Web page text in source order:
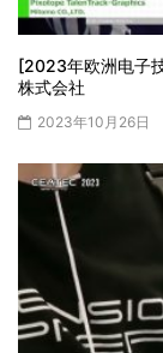
[2023年欧洲电子
株式会社
2023年10月26日